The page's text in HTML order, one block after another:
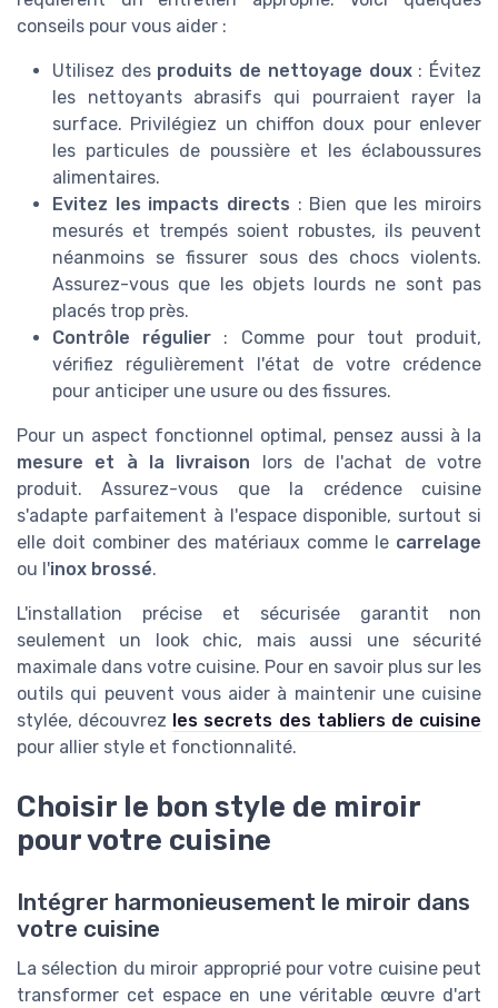
conseils pour vous aider :
Utilisez des produits de nettoyage doux: Évitez
les nettoyants abrasifs qui pourraient rayer la
surface. Privilégiez un chiffon doux pour enlever
les particules de poussière et les éclaboussures
alimentaires.
Evitez les impacts directs : Bien que les miroirs
mesurés et trempés soient robustes, ils peuvent
néanmoins se fissurer sous des chocs violents.
Assurez-vous que les objets lourds ne sont pas
placés trop près.
Contrôle régulier : Comme pour tout produit,
vérifiez régulièrement l'état de votre crédence
pour anticiper une usure ou des fissures.
Pour un aspect fonctionnel optimal, pensez aussi à la
mesure et à la livraison lors de l'achat de votre
produit. Assurez-vous que la crédence cuisine
s'adapte parfaitement à l'espace disponible, surtout si
elle doit combiner des matériaux comme le carrelage
ou l'inox brossé.
L'installation précise et sécurisée garantit non
seulement un look chic, mais aussi une sécurité
maximale dans votre cuisine. Pour en savoir plus sur les
outils qui peuvent vous aider à maintenir une cuisine
stylée, découvrez les secrets des tabliers de cuisine
pour allier style et fonctionnalité.
Choisir le bon style de miroir
pour votre cuisine
Intégrer harmonieusement le miroir dans
votre cuisine
La sélection du miroir approprié pour votre cuisine peut
transformer cet espace en une véritable œuvre d'art